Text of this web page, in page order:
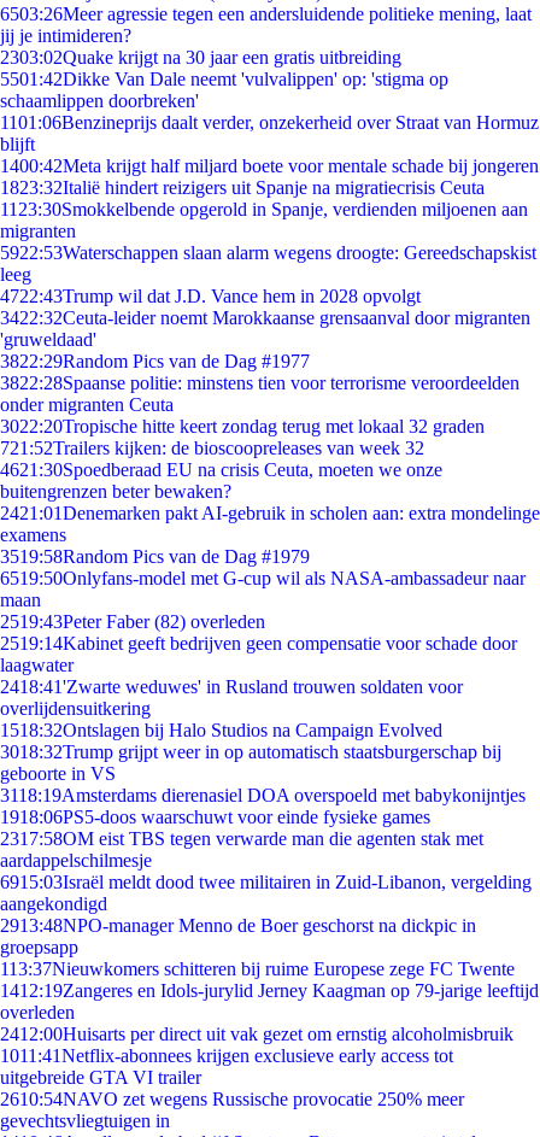
6503:26Meer agressie tegen een andersluidende politieke mening, laat
jij je intimideren?
2303:02Quake krijgt na 30 jaar een gratis uitbreiding
5501:42Dikke Van Dale neemt 'vulvalippen' op: 'stigma op
schaamlippen doorbreken'
1101:06Benzineprijs daalt verder, onzekerheid over Straat van Hormuz
blijft
1400:42Meta krijgt half miljard boete voor mentale schade bij jongeren
1823:32Italië hindert reizigers uit Spanje na migratiecrisis Ceuta
11 23:30Smokkelbende opgerold in Spanje, verdienden miljoenen aan
migranten
5922:53Waterschappen slaan alarm wegens droogte: Gereedschapskist
leeg
4722:43Trump wil dat J.D. Vance hem in 2028 opvolgt
3422:32Ceuta-leider noemt Marokkaanse grensaanval door migranten
'gruweldaad'
3822:29Random Pics van de Dag #1977
3822:28Spaanse politie: minstens tien voor terrorisme veroordeelden
onder migranten Ceuta
3022:20Tropische hitte keert zondag terug met lokaal 32 graden
721:52Trailers kijken: de bioscoopreleases van week 32
4621:30Spoedberaad EU na crisis Ceuta, moeten we onze
buitengrenzen beter bewaken?
2421:01Denemarken pakt AI-gebruik in scholen aan: extra mondelinge
examens
3519:58Random Pics van de Dag #1979
6519:50Onlyfans-model met G-cup wil als NASA-ambassadeur naar
maan
2519:43Peter Faber (82) overleden
2519:14Kabinet geeft bedrijven geen compensatie voor schade door
laagwater
2418:41'Zwarte weduwes' in Rusland trouwen soldaten voor
overlijdensuitkering
1518:32Ontslagen bij Halo Studios na Campaign Evolved
3018:32Trump grijpt weer in op automatisch staatsburgerschap bij
geboorte in VS
3118:19Amsterdams dierenasiel DOA overspoeld met babykonijntjes
1918:06PS5-doos waarschuwt voor einde fysieke games
2317:58OM eist TBS tegen verwarde man die agenten stak met
aardappelschilmesje
6915:03Israël meldt dood twee militairen in Zuid-Libanon, vergelding
aangekondigd
2913:48NPO-manager Menno de Boer geschorst na dickpic in
groepsapp
113:37Nieuwkomers schitteren bij ruime Europese zege FC Twente
1412:19Zangeres en Idols-jurylid Jerney Kaagman op 79-jarige leeftijd
overleden
2412:00Huisarts per direct uit vak gezet om ernstig alcoholmisbruik
1011:41Netflix-abonnees krijgen exclusieve early access tot
uitgebreide GTA VI trailer
2610:54NAVO zet wegens Russische provocatie 250% meer
gevechtsvliegtuigen in